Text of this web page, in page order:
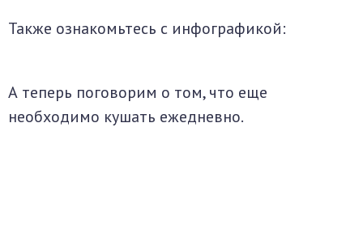
Также ознакомьтесь с инфографикой:
А теперь поговорим о том, что еще
необходимо кушать ежедневно.